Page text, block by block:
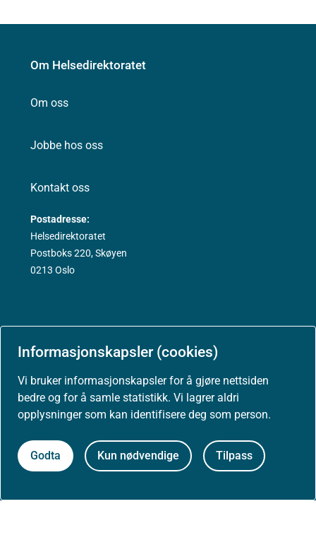
Informasjonskapsler (cookies)
Vi bruker informasjonskapsler for å gjøre nettsiden
bedre og for å samle statistikk. Vi lagrer aldri
opplysninger som kan identifisere deg som person.
Godta Kun nødvendige Tilpass
Om Helsedirektoratet
Om oss
Jobbe hos oss
Kontakt oss
Postadresse:
Helsedirektoratet
Postboks 220, Skøyen
0213 Oslo
Aktuelt
Nyheter
Høringer